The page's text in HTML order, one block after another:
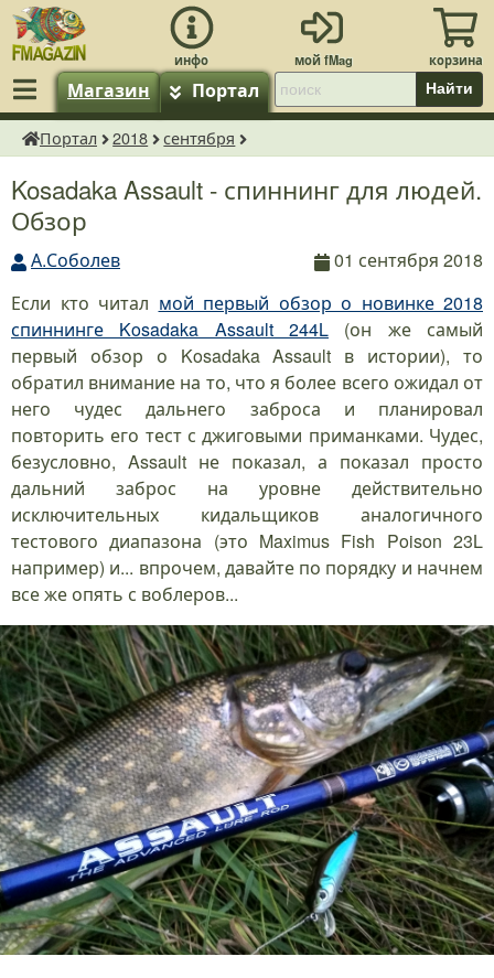
Магазин Портал Найти
fMagazin.ru
Портал 2018 сентября
Kosadaka Assault - спиннинг для людей.
Обзор
А.Соболев
01 сентября 2018
Если кто читал мой первый обзор о новинке 2018
спиннинге Kosadaka Assault 244L (он же самый
первый обзор о Kosadaka Assault в истории), то
обратил внимание на то, что я более всего ожидал от
него чудес дальнего заброса и планировал
повторить его тест с джиговыми приманками. Чудес,
безусловно, Assault не показал, а показал просто
дальний заброс на уровне действительно
исключительных кидальщиков аналогичного
тестового диапазона (это Maximus Fish Poison 23L
например) и... впрочем, давайте по порядку и начнем
все же опять с воблеров...